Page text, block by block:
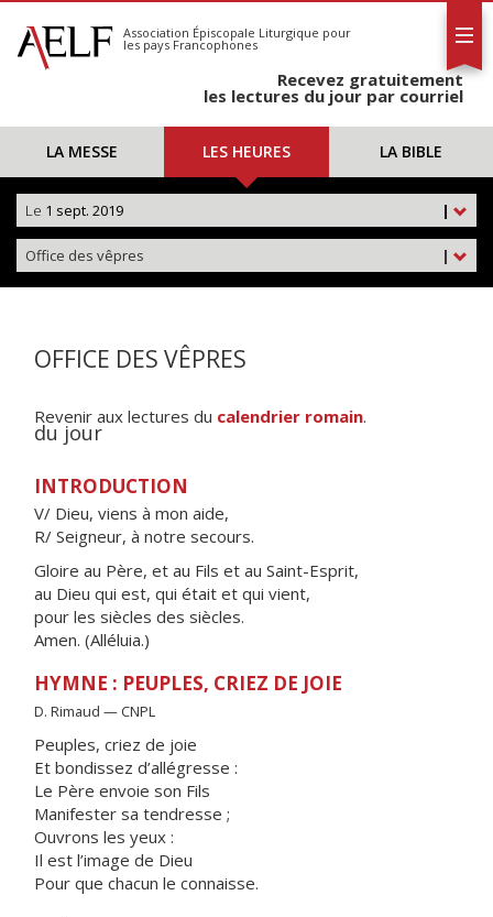
S'abonner
Calendrier
Association Épiscopale Liturgique pour
les pays Francophones
Recevez gratuitement
les lectures du jour par courriel
LA MESSE LES HEURES LA BIBLE
|
Le 1 sept. 2019
|
Office des vêpres
OFFICE DES VÊPRES
Revenir aux lectures du calendrier romain.
du jour
INTRODUCTION
V/ Dieu, viens à mon aide,
R/ Seigneur, à notre secours.
Gloire au Père, et au Fils et au Saint-Esprit,
au Dieu qui est, qui était et qui vient,
pour les siècles des siècles.
Amen. (Alléluia.)
HYMNE : PEUPLES, CRIEZ DE JOIE
D. Rimaud — CNPL
Peuples, criez de joie
Et bondissez d’allégresse :
Le Père envoie son Fils
Manifester sa tendresse ;
Ouvrons les yeux :
Il est l’image de Dieu
Pour que chacun le connaisse.